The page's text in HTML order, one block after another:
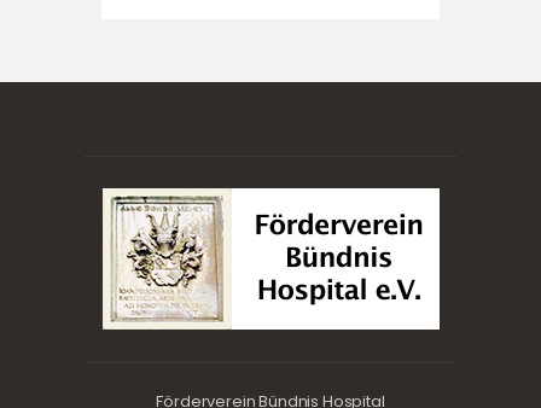
Förderverein Bündnis Hospital